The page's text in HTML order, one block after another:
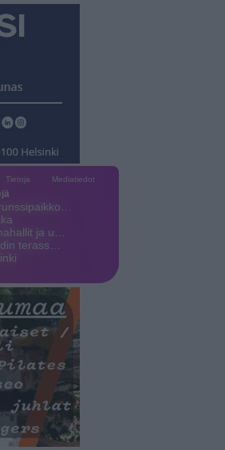
Tietoja Mediatiedot
ja u…
terass…